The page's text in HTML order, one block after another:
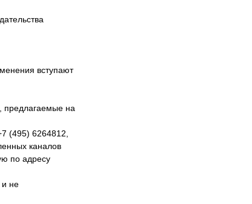
вступают
предлагаемые на
(495) 6264812,
каналов
по адресу
и не